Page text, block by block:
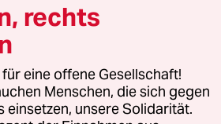
Vertriebs GmbH
rechtlichen Fragen oder für Genehmigungen
rechts
eine offene Gesellschaft!
Menschen, die sich gegen
einsetzen, unsere Solidarität.